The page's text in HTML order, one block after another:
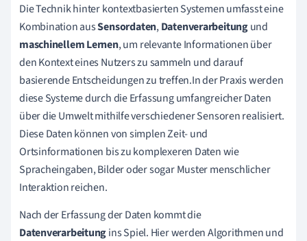
Die Technik hinter kontextbasierten Systemen umfasst eine
Kombination ausSensordaten,Datenverarbeitungund
maschinellem Lernen, um relevante Informationen über
den Kontext eines Nutzers zu sammeln und darauf
basierende Entscheidungen zu treffen.In der Praxis werden
diese Systeme durch die Erfassung umfangreicher Daten
über die Umwelt mithilfe verschiedener Sensoren realisiert.
Diese Daten können von simplen Zeit- und
Ortsinformationen bis zu komplexeren Daten wie
Spracheingaben, Bilder oder sogar Muster menschlicher
Interaktion reichen.
Nach der Erfassung der Daten kommt die
Datenverarbeitungins Spiel. Hier werden Algorithmen und